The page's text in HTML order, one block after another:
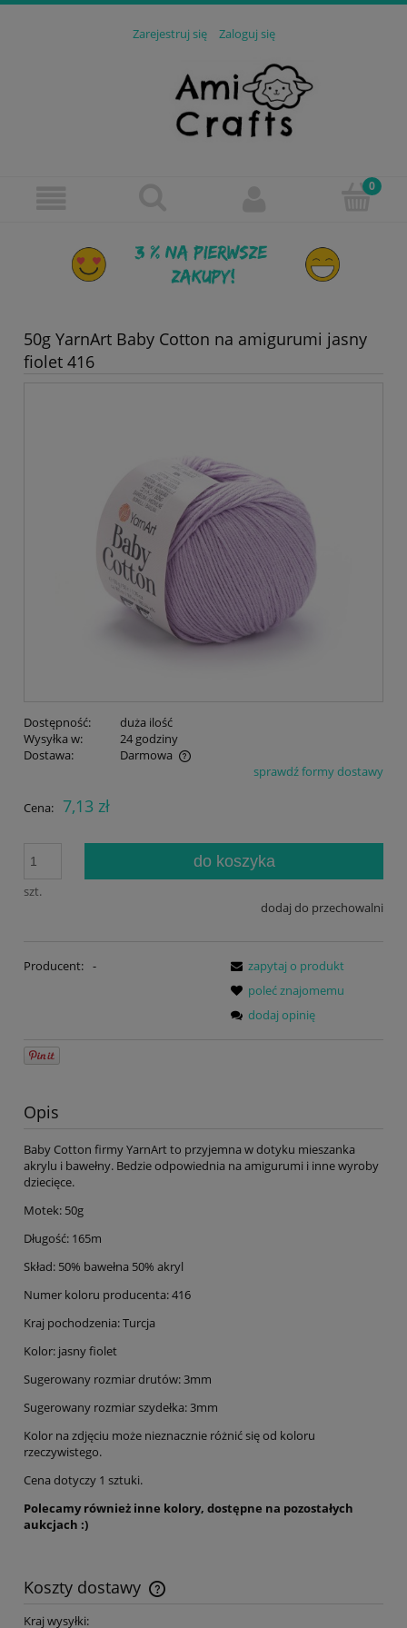
Zarejestruj się Zaloguj się
50g YarnArt Baby Cotton na amigurumi jasny
fiolet 416
Dostępność:
duża ilość
Wysyłka w:
24 godziny
Dostawa:
Darmowa
Cena nie zawiera ewentualnych kosztów płatnościsprawdź formy dostawy
Cena: 7,13 zł
szt.
do koszyka
dodaj do przechowalni
Producent: -
zapytaj o produkt
poleć znajomemu
dodaj opinię
Opis
Baby Cotton firmy YarnArt to przyjemna w dotyku mieszanka
akrylu i bawełny. Bedzie odpowiednia na amigurumi i inne wyroby
dziecięce.
Motek: 50g
Długość: 165m
Skład: 50% bawełna 50% akryl
Numer koloru producenta: 416
Kraj pochodzenia: Turcja
Kolor: jasny fiolet
Sugerowany rozmiar drutów: 3mm
Sugerowany rozmiar szydełka: 3mm
Kolor na zdjęciu może nieznacznie różnić się od koloru
rzeczywistego.
Cena dotyczy 1 sztuki.
Polecamy również inne kolory, dostępne na pozostałych
aukcjach :)
Koszty dostawy
Cena nie zawiera ewentualnych kosztów płatności
Kraj wysyłki: